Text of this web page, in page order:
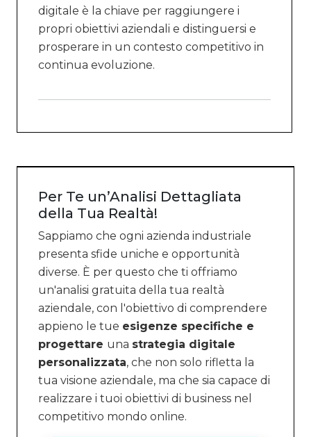
digitale è la chiave per raggiungere i
propri obiettivi aziendali e distinguersi e
prosperare in un contesto competitivo in
continua evoluzione.
Per Te un’Analisi Dettagliata
della Tua Realtà!
Sappiamo che ogni azienda industriale
presenta sfide uniche e opportunità
diverse. È per questo che ti offriamo
un'analisi gratuita della tua realtà
aziendale, con l'obiettivo di comprendere
appieno le tue esigenze specifiche e
progettare una strategia digitale
personalizzata, che non solo rifletta la
tua visione aziendale, ma che sia capace di
realizzare i tuoi obiettivi di business nel
competitivo mondo online.